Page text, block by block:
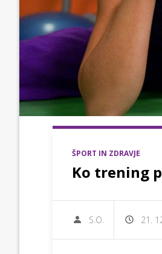
ŠPORT IN ZDRAVJE
Ko trening
S.O. 21.